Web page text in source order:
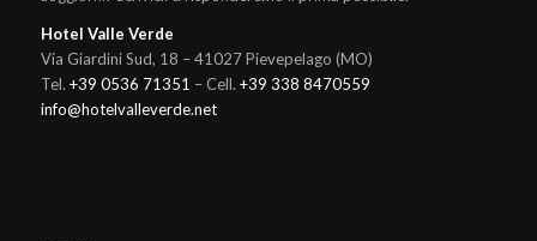
Hotel Valle Verde
Via Giardini Sud, 18 – 41027 Pievepelago (MO)
Tel. +39 0536 71351 – Cell. +39 338 8470559
info@hotelvalleverde.net